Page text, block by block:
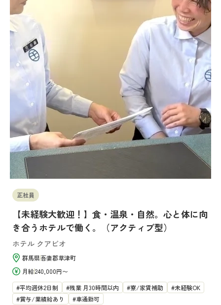
正社員
【未経験大歓迎！】食・温泉・自然。心と体に向
き合うホテルで働く。（アクティブ型）
ホテル クアビオ
群馬県吾妻郡草津町
月給240,000円〜
平均週休2日制
残業 月30時間以内 寮/家賃補助
未経験OK
賞与/業績給あり
車通勤可